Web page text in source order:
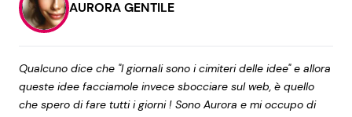
AURORA GENTILE
Qualcuno dice che "I giornali sono i cimiteri delle idee" e allora
queste idee facciamole invece sbocciare sul web, è quello
che spero di fare tutti i giorni ! Sono Aurora e mi occupo di